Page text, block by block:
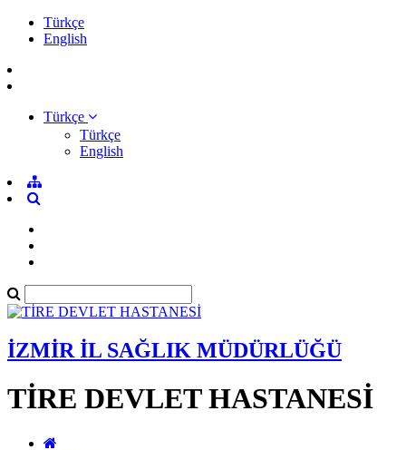
Türkçe
English
Türkçe
Türkçe
English
İZMİR İL SAĞLIK MÜDÜRLÜĞÜ
TİRE DEVLET HASTANESİ